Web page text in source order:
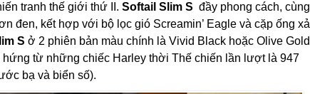
tranh thế giới thứ II. Softail Slim S đầy phong cách, cùng
đen, kết hợp với bộ lọc gió Screamin’ Eagle và cặp ống xả
S ở 2 phiên bản màu chính là Vivid Black hoặc Olive Gold
từ những chiếc Harley thời Thế chiến lần lượt là 947
bạ và biển số).